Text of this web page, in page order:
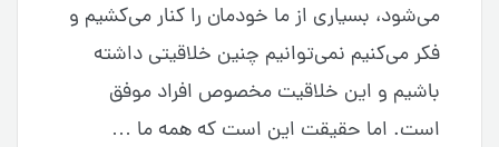
می‌شود، بسیاری از ما خودمان را کنار می‌کشیم و
فکر می‌کنیم نمی‌توانیم چنین خلاقیتی داشته
باشیم و این خلاقیت مخصوص افراد موفق
است. اما حقیقت این است که همه ما …